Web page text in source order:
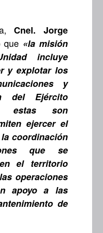
Cnel. Jorge
que «la misión
incluye
y explotar los
y
del Ejército
estas son
ejercer el
coordinación
que se
el territorio
operaciones
apoyo a las
de